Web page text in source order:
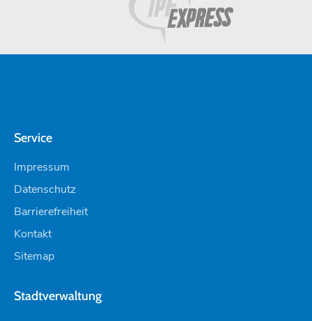
Service
Impressum
Datenschutz
Barrierefreiheit
Kontakt
Sitemap
Stadtverwaltung